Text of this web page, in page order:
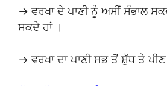
→ ਵਰਖਾ ਦੇ ਪਾਣੀ ਨੂੰ ਅਸੀਂ ਸੰਭਾਲ
ਸਕਦੇ ਹਾਂ ।
→ ਵਰਖਾ ਦਾ ਪਾਣੀ ਸਭ ਤੋਂ ਸ਼ੁੱਧ ਤੇ